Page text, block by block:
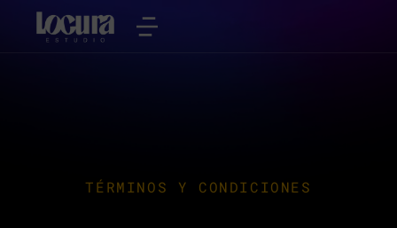
TÉRMINOS Y CONDICIONES